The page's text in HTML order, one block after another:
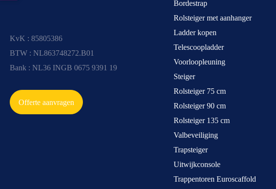
KvK : 85805386
BTW : NL863748272.B01
Bank : NL36 INGB 0675 9391 19
Offerte aanvragen
Bordestrap
Rolsteiger met aanhanger
Ladder kopen
Telescoopladder
Voorloopleuning
Steiger
Rolsteiger 75 cm
Rolsteiger 90 cm
Rolsteiger 135 cm
Valbeveiliging
Trapsteiger
Uitwijkconsole
Trappentoren Euroscaffold